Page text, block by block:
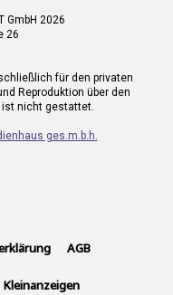
GmbH 2026
26
für den privaten
Reproduktion über den
ist nicht gestattet.
ges.m.b.h.
AGB
Kleinanzeigen